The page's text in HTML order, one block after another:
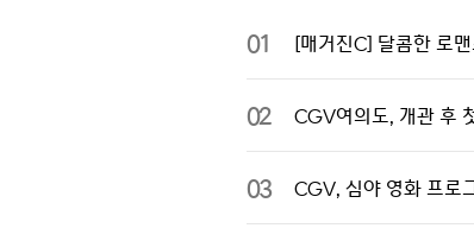
01 [매거진C] 달콤한 로
02 CGV여의도, 개관 후
03 CGV, 심야 영화 프로